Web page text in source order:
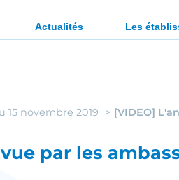
des personnes en
Actualités Les
15 novembre 2019 [VIDEO]
par les